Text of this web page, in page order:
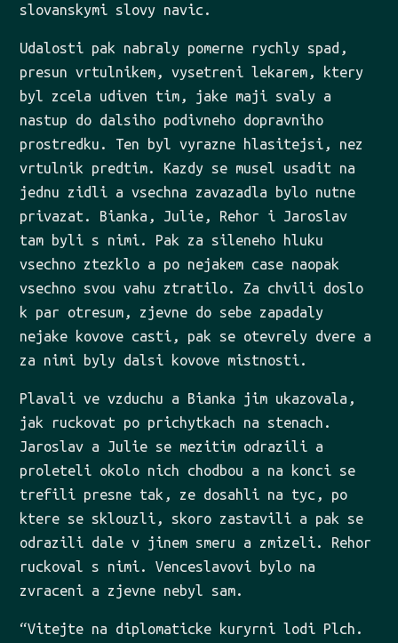
slovanskymi slovy navic.
Udalosti pak nabraly pomerne rychly spad,
presun vrtulnikem, vysetreni lekarem, ktery
byl zcela udiven tim, jake maji svaly a
nastup do dalsiho podivneho dopravniho
prostredku. Ten byl vyrazne hlasitejsi, nez
vrtulnik predtim. Kazdy se musel usadit na
jednu zidli a vsechna zavazadla bylo nutne
privazat. Bianka, Julie, Rehor i Jaroslav
tam byli s nimi. Pak za sileneho hluku
vsechno ztezklo a po nejakem case naopak
vsechno svou vahu ztratilo. Za chvili doslo
k par otresum, zjevne do sebe zapadaly
nejake kovove casti, pak se otevrely dvere a
za nimi byly dalsi kovove mistnosti.
Plavali ve vzduchu a Bianka jim ukazovala,
jak ruckovat po prichytkach na stenach.
Jaroslav a Julie se mezitim odrazili a
proleteli okolo nich chodbou a na konci se
trefili presne tak, ze dosahli na tyc, po
ktere se sklouzli, skoro zastavili a pak se
odrazili dale v jinem smeru a zmizeli. Rehor
ruckoval s nimi. Venceslavovi bylo na
zvraceni a zjevne nebyl sam.
“Vitejte na diplomaticke kuryrni lodi Plch.